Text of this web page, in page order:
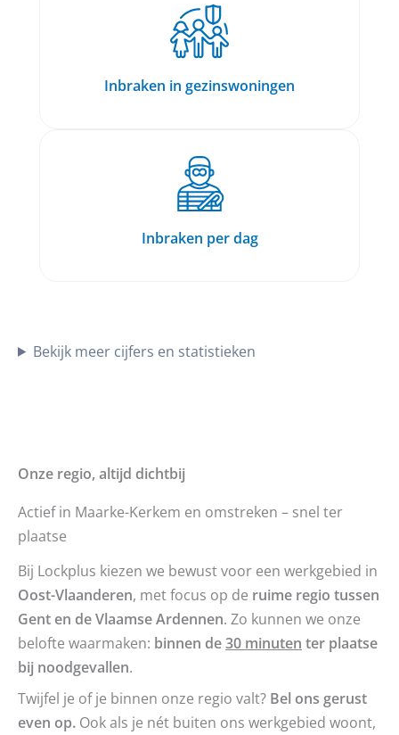
Inbraken in gezinswoningen
Inbraken per dag
Bekijk meer cijfers en statistieken
Onze regio, altijd dichtbij
Actief in Maarke-Kerkem en omstreken – snel ter
plaatse
Bij Lockplus kiezen we bewust voor een werkgebied in
Oost-Vlaanderen, met focus op de ruime regio tussen
Gent en de Vlaamse Ardennen. Zo kunnen we onze
belofte waarmaken: binnen de30 minuten ter plaatse
bij noodgevallen.
Twijfel je of je binnen onze regio valt? Bel ons gerust
even op. Ook als je nét buiten ons werkgebied woont,